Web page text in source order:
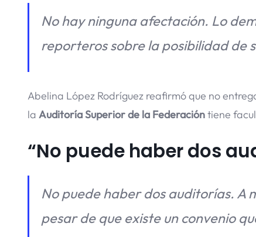
No hay ninguna afectación. Lo
reporteros sobre la posibilidad de
Abelina López Rodríguez reafirmó que no
la Auditoría Superior de la Federacióntiene
“No puede haber dos
No puede haber dos auditorías. A
pesar de que existe un convenio